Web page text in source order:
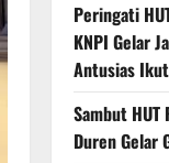
Peringati
KNPI Gelar
Antusias
Sambut HUT
Duren Gelar